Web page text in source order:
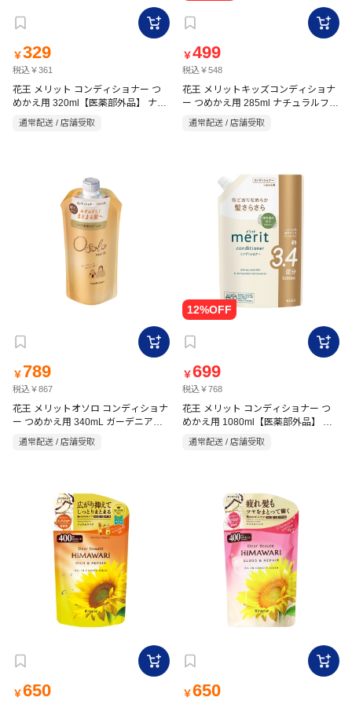
￥329
税込￥361
花王 メリット コンディショナー つ
めかえ用 320ml【医薬部外品】 ナチ
ュラルフローラルのやさしい香り
通常配送 / 店舗受取
￥499
税込￥548
花王 メリットキッズコンディショナ
ー つめかえ用 285ml ナチュラルフロ
ーラルのやさしい香り
通常配送 / 店舗受取
￥ 789
税込￥867
花王 メリットオソロ コンディショナ
ー つめかえ用 340mL ガーデニア＆
サボンの香り
通常配送 / 店舗受取
￥699
税込￥768
花王 メリット コンディショナー つ
めかえ用 1080ml【医薬部外品】 ナ
チュラルフローラルのやさしい香り
通常配送 / 店舗受取
￥650 ￥650